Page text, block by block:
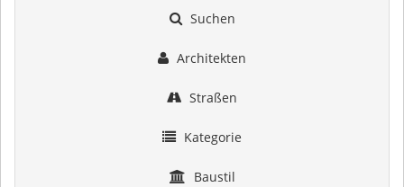
Suchen
Architekten
Straßen
Kategorie
Baustil